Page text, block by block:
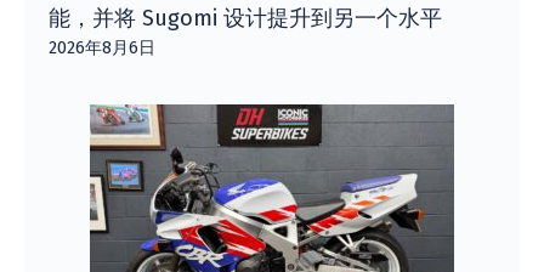
能，并将 Sugomi 设计提升到另一个水平
2026年8月6日